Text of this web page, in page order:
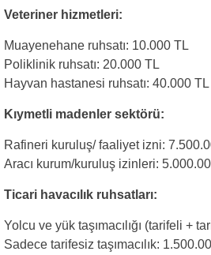
Veteriner hizmetleri:
Muayenehane ruhsatı: 10.000 TL
Poliklinik ruhsatı: 20.000 TL
Hayvan hastanesi ruhsatı: 40.000 TL
Kıymetli madenler sektörü:
Rafineri kuruluş/ faaliyet izni:
Aracı kurum/kuruluş izinleri:
Ticari havacılık ruhsatları:
Yolcu ve yük taşımacılığı (tarifeli +
Sadece tarifesiz taşımacılık: